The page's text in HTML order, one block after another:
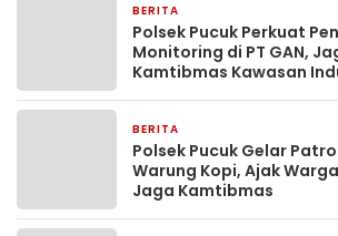
BERITA
Polsek Pucuk Perkuat
Monitoring di PT GAN,
Kamtibmas Kawasan
BERITA
Polsek Pucuk Gelar
Warung Kopi, Ajak
Jaga Kamtibmas